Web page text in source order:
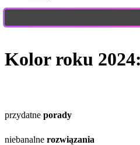
Kolor roku
przydatne porady
niebanalne rozwiązania